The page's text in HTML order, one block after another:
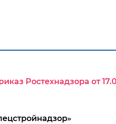
Ростехнадзора от